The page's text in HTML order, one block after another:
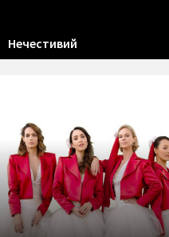
Нечестивий